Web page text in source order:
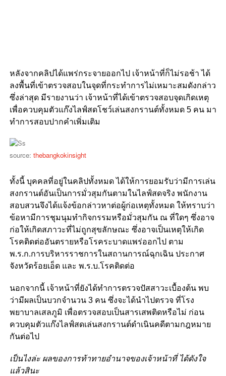
หลังจากคลิปได้แพร่กระจายออกไป เจ้าหน้าที่ก็ไม่รอช้า ได้
ลงพื้นที่เข้าตรวจสอบในจุดที่กระทำการไม่เหมาะสมดังกล่าว
ซึ่งล่าสุด มีรายงานว่า เจ้าหน้าที่ได้เข้าตรวจสอบจุดเกิดเหตุ
เพื่อควบคุมตัวแก๊งไลฟ์สดโชว์เล่นสงกรานต์ทั้งหมด 5 คน มา
ทำการสอบปากคำเพิ่มเติม
source: thebangkokinsight
ทั้งนี้ บุคคลที่อยู่ในคลิปทั้งหมด ได้ให้การยอมรับว่ามีการเล่น
สงกรานต์อันเป็นการมั่วสุมกันตามในไลฟ์สดจริง พนักงาน
สอบสวนจึงได้แจ้งข้อกล่าวหาต่อผู้ก่อเหตุทั้งหมด ให้ทราบว่า
ข้อหามีการชุมนุมทำกิจกรรมหรือมั่วสุมกัน ณ ที่ใดๆ ซึ่งอาจ
ก่อให้เกิดสภาวะที่ไม่ถูกสุขลักษณะ ซึ่งอาจเป็นเหตุให้เกิด
โรคติดต่ออันตรายหรือโรคระบาดแพร่ออกไป ตาม
พ.ร.ก.การบริหารราชการในสถานการณ์ฉุกเฉิน ประกาศ
จังหวัดร้อยเอ็ด และ พ.ร.บ.โรคติดต่อ
นอกจากนี้ เจ้าหน้าที่ยังได้ทำการตรวจปัสสาวะเบื้องต้น พบ
ว่ามีผลเป็นบวกจำนวน 3 คน ซึ่งจะได้นำไปตรวจ ที่โรง
พยาบาลเสลภูมิ เพื่อตรวจสอบเป็นสารเสพติดหรือไม่ ก่อน
ควบคุมตัวแก๊งไลฟ์สดเล่นสงกรานต์ดำเนินคดีตามกฎหมาย
กันต่อไป
เป็นไงล่ะ ผลของการท้าทายอำนาจของเจ้าหน้าที่ ได้ดังใจ
แล้วสินะ